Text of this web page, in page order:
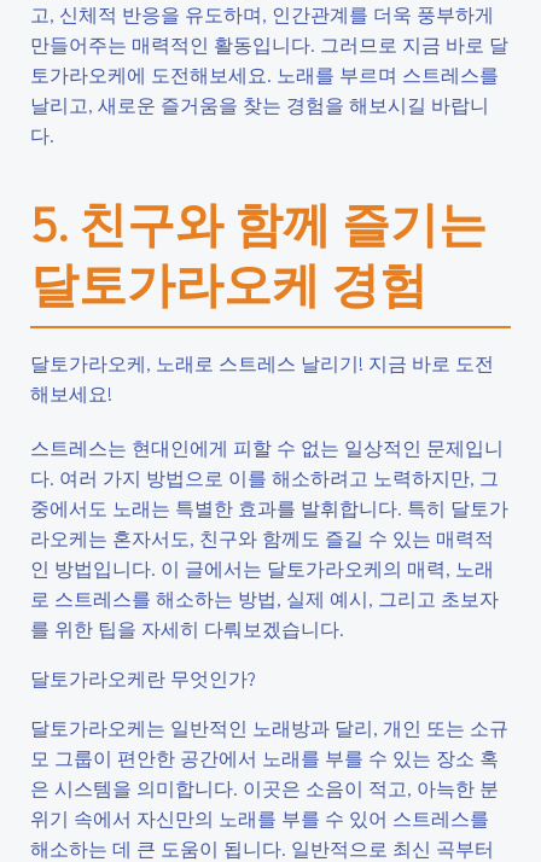
고, 신체적 반응을 유도하며, 인간관계를 더욱 풍부하게
만들어주는 매력적인 활동입니다. 그러므로 지금 바로 달
토가라오케에 도전해보세요. 노래를 부르며 스트레스를
날리고, 새로운 즐거움을 찾는 경험을 해보시길 바랍니
다.
5. 친구와 함께 즐기는
달토가라오케 경험
달토가라오케, 노래로 스트레스 날리기! 지금 바로 도전
해보세요!
스트레스는 현대인에게 피할 수 없는 일상적인 문제입니
다. 여러 가지 방법으로 이를 해소하려고 노력하지만, 그
중에서도 노래는 특별한 효과를 발휘합니다. 특히 달토가
라오케는 혼자서도, 친구와 함께도 즐길 수 있는 매력적
인 방법입니다. 이 글에서는 달토가라오케의 매력, 노래
로 스트레스를 해소하는 방법, 실제 예시, 그리고 초보자
를 위한 팁을 자세히 다뤄보겠습니다.
달토가라오케란 무엇인가?
달토가라오케는 일반적인 노래방과 달리, 개인 또는 소규
모 그룹이 편안한 공간에서 노래를 부를 수 있는 장소 혹
은 시스템을 의미합니다. 이곳은 소음이 적고, 아늑한 분
위기 속에서 자신만의 노래를 부를 수 있어 스트레스를
해소하는 데 큰 도움이 됩니다. 일반적으로 최신 곡부터